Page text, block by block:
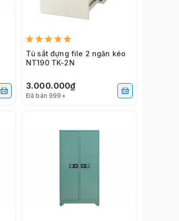
Tủ sắt đựng file 2 ngăn kéo
NT190 TK-2N
3.000.000₫
Đã bán 999+